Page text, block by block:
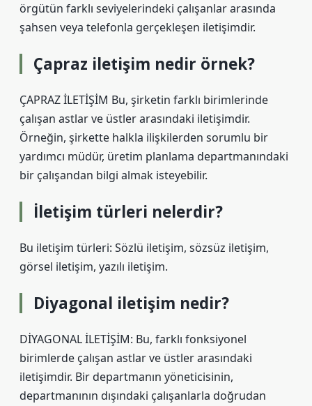
örgütün farklı seviyelerindeki çalışanlar arasında
şahsen veya telefonla gerçekleşen iletişimdir.
Çapraz iletişim nedir örnek?
ÇAPRAZ İLETİŞİM Bu, şirketin farklı birimlerinde
çalışan astlar ve üstler arasındaki iletişimdir.
Örneğin, şirkette halkla ilişkilerden sorumlu bir
yardımcı müdür, üretim planlama departmanındaki
bir çalışandan bilgi almak isteyebilir.
İletişim türleri nelerdir?
Bu iletişim türleri: Sözlü iletişim, sözsüz iletişim,
görsel iletişim, yazılı iletişim.
Diyagonal iletişim nedir?
DİYAGONAL İLETİŞİM: Bu, farklı fonksiyonel
birimlerde çalışan astlar ve üstler arasındaki
iletişimdir. Bir departmanın yöneticisinin,
departmanının dışındaki çalışanlarla doğrudan